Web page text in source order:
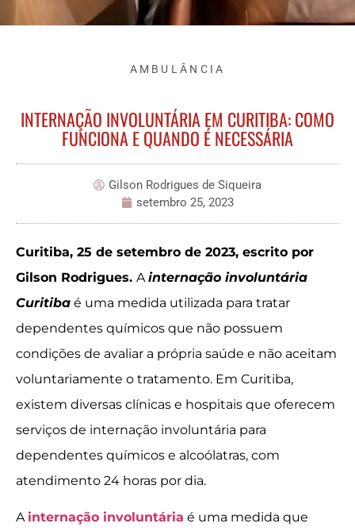
AMBULÂNCIA
INTERNAÇÃO INVOLUNTÁRIA EM CURITIBA: COMO
FUNCIONA E QUANDO É NECESSÁRIA
Gilson Rodrigues de Siqueira
setembro 25, 2023
Curitiba, 25 de setembro de 2023, escrito por
Gilson Rodrigues. Ainternação involuntária
Curitiba é uma medida utilizada para tratar
dependentes químicos que não possuem
condições de avaliar a própria saúde e não aceitam
voluntariamente o tratamento. Em Curitiba,
existem diversas clínicas e hospitais que oferecem
serviços de internação involuntária para
dependentes químicos e alcoólatras, com
atendimento 24 horas por dia.
A internação involuntária é uma medida que